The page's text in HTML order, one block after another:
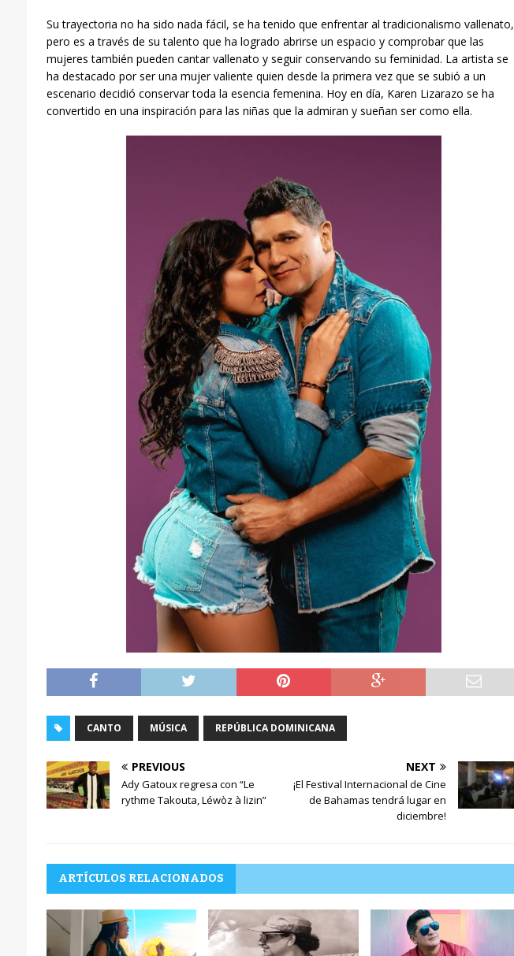
Su trayectoria no ha sido nada fácil, se ha tenido que enfrentar al tradicionalismo vallenato,
pero es a través de su talento que ha logrado abrirse un espacio y comprobar que las
mujeres también pueden cantar vallenato y seguir conservando su feminidad. La artista se
ha destacado por ser una mujer valiente quien desde la primera vez que se subió a un
escenario decidió conservar toda la esencia femenina. Hoy en día, Karen Lizarazo se ha
convertido en una inspiración para las niñas que la admiran y sueñan ser como ella.
CANTO MÚSICA REPÚBLICA DOMINICANA
PREVIOUS
Ady Gatoux regresa con “Le
rythme Takouta, Léwòz à lizin”
NEXT
¡El Festival Internacional de Cine
de Bahamas tendrá lugar en
diciembre!
ARTÍCULOS RELACIONADOS